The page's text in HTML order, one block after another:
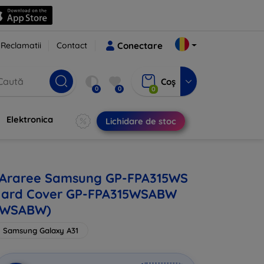
Reclamatii Contact Conectare
0 0 0
Coș
Elektronica Lichidare de stoc
Samsung GP-FPA315WS
Cover GP-FPA315WSABW
Samsung Galaxy A31